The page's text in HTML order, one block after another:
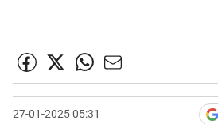
27-01-2025 05:31